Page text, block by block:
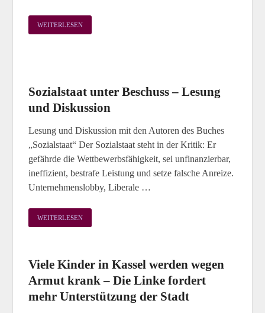
WEITERLESEN
Sozialstaat unter Beschuss – Lesung
und Diskussion
Lesung und Diskussion mit den Autoren des Buches
„Sozialstaat“ Der Sozialstaat steht in der Kritik: Er
gefährde die Wettbewerbsfähigkeit, sei unfinanzierbar,
ineffizient, bestrafe Leistung und setze falsche Anreize.
Unternehmenslobby, Liberale …
WEITERLESEN
Viele Kinder in Kassel werden wegen
Armut krank – Die Linke fordert
mehr Unterstützung der Stadt